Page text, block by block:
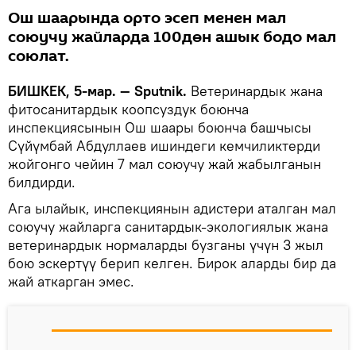
Ош шаарында орто эсеп менен мал
союучу жайларда 100дөн ашык бодо мал
союлат.
БИШКЕК, 5-мар. — Sputnik. Ветеринардык жана
фитосанитардык коопсуздук боюнча
инспекциясынын Ош шаары боюнча башчысы
Сүйүмбай Абдуллаев ишиндеги кемчиликтерди
жойгонго чейин 7 мал союучу жай жабылганын
билдирди.
Ага ылайык, инспекциянын адистери аталган мал
союучу жайларга санитардык-экологиялык жана
ветеринардык нормаларды бузганы үчүн 3 жыл
бою эскертүү берип келген. Бирок аларды бир да
жай аткарган эмес.